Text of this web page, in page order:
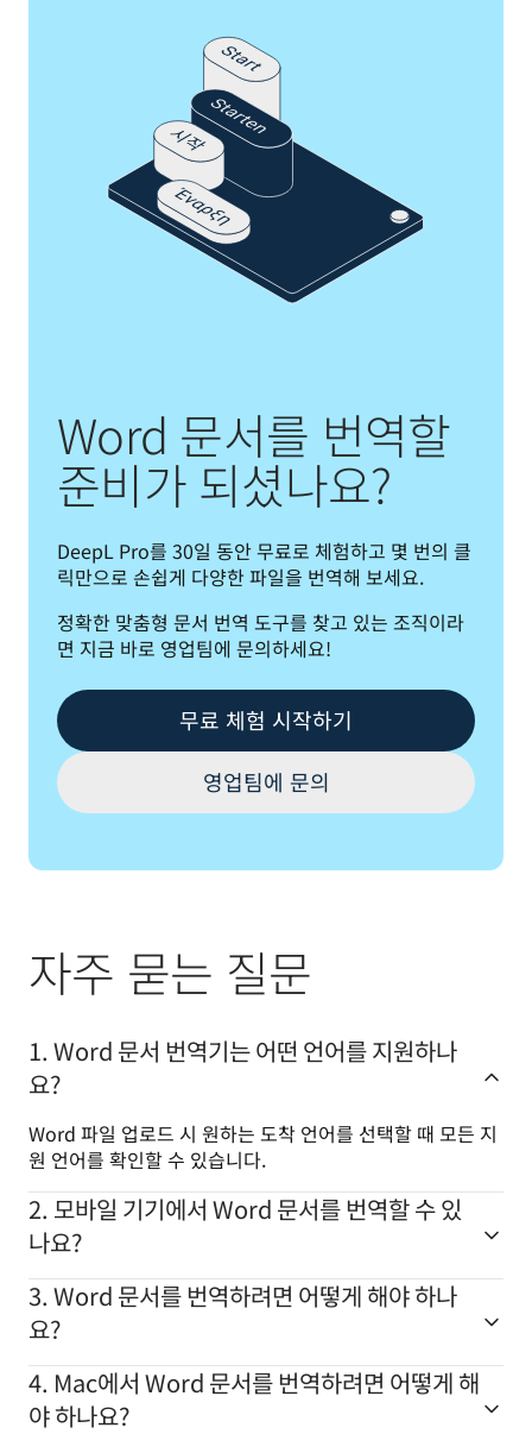
Word 문서를 번역할
준비가 되셨나요?
DeepL Pro를 30일 동안 무료로 체험하고 몇 번의 클
릭만으로 손쉽게 다양한 파일을 번역해 보세요.
정확한 맞춤형 문서 번역 도구를 찾고 있는 조직이라
면 지금 바로 영업팀에 문의하세요!
무료 체험 시작하기
영업팀에 문의
자주 묻는 질문
1. Word 문서 번역기는 어떤 언어를 지원하나
요?
Word 파일 업로드 시 원하는 도착 언어를 선택할 때 모든 지
원 언어를 확인할 수 있습니다.
2. 모바일 기기에서 Word 문서를 번역할 수 있
나요?
3. Word 문서를 번역하려면 어떻게 해야 하나
요?
4. Mac에서 Word 문서를 번역하려면 어떻게 해
야 하나요?